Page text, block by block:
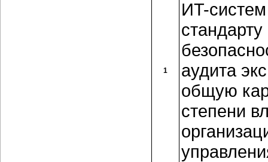
1
ИT-систем
аудита
общую
степени